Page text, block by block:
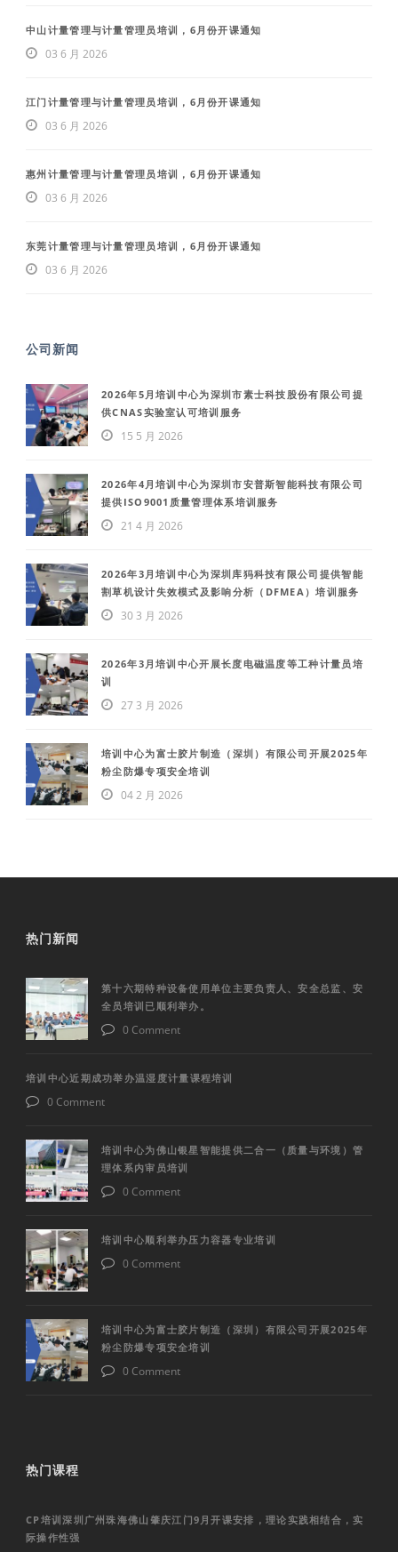
中山计量管理与计量管理员培训，6月份开课通知
03 6 月 2026
江门计量管理与计量管理员培训，6月份开课通知
03 6 月 2026
惠州计量管理与计量管理员培训，6月份开课通知
03 6 月 2026
东莞计量管理与计量管理员培训，6月份开课通知
03 6 月 2026
公司新闻
2026年5月培训中心为深圳市素士科技股份有限公司提
供CNAS实验室认可培训服务
15 5 月 2026
2026年4月培训中心为深圳市安普斯智能科技有限公司
提供ISO9001质量管理体系培训服务
21 4 月 2026
2026年3月培训中心为深圳库犸科技有限公司提供智能
割草机设计失效模式及影响分析（DFMEA）培训服务
30 3 月 2026
2026年3月培训中心开展长度电磁温度等工种计量员培
训
27 3 月 2026
培训中心为富士胶片制造（深圳）有限公司开展2025年
粉尘防爆专项安全培训
04 2 月 2026
热门新闻
第十六期特种设备使用单位主要负责人、安全总监、安
全员培训已顺利举办。
0 Comment
培训中心近期成功举办温湿度计量课程培训
0 Comment
培训中心为佛山银星智能提供二合一（质量与环境）管
理体系内审员培训
0 Comment
培训中心顺利举办压力容器专业培训
0 Comment
培训中心为富士胶片制造（深圳）有限公司开展2025年
粉尘防爆专项安全培训
0 Comment
热门课程
CP培训深圳广州珠海佛山肇庆江门9月开课安排，理论实践相结合，实
际操作性强